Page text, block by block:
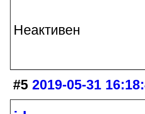
Неактивен
#5 2019-05-31